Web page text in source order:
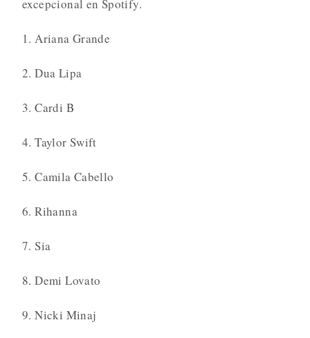
excepcional en Spotify.
1. Ariana Grande
2. Dua Lipa
3. Cardi B
4. Taylor Swift
5. Camila Cabello
6. Rihanna
7. Sia
8. Demi Lovato
9. Nicki Minaj